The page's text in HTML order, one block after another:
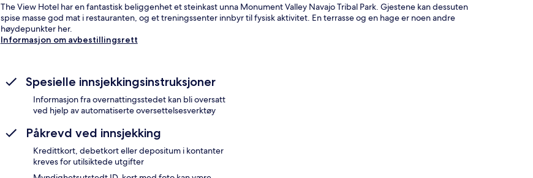
The View Hotel har en fantastisk beliggenhet et steinkast unna Monument Valley Navajo Tribal Park. Gjestene kan dessuten
spise masse god mat i restauranten, og et treningssenter innbyr til fysisk aktivitet. En terrasse og en hage er noen andre
høydepunkter her.
Informasjon om avbestillingsrett
Spesielle innsjekkingsinstruksjoner
Informasjon fra overnattingsstedet kan bli oversatt
ved hjelp av automatiserte oversettelsesverktøy
Påkrevd ved innsjekking
Kredittkort, debetkort eller depositum i kontanter
kreves for utilsiktede utgifter